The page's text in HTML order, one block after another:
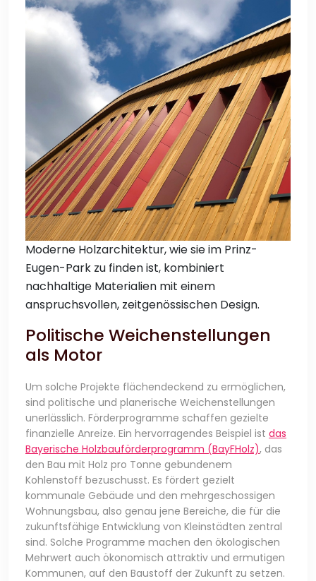
Moderne Holzarchitektur, wie sie im Prinz-
Eugen-Park zu finden ist, kombiniert
nachhaltige Materialien mit einem
anspruchsvollen, zeitgenössischen Design.
Politische Weichenstellungen
als Motor
Um solche Projekte flächendeckend zu ermöglichen,
sind politische und planerische Weichenstellungen
unerlässlich. Förderprogramme schaffen gezielte
finanzielle Anreize. Ein hervorragendes Beispiel ist das
Bayerische Holzbauförderprogramm (BayFHolz), das
den Bau mit Holz pro Tonne gebundenem
Kohlenstoff bezuschusst. Es fördert gezielt
kommunale Gebäude und den mehrgeschossigen
Wohnungsbau, also genau jene Bereiche, die für die
zukunftsfähige Entwicklung von Kleinstädten zentral
sind. Solche Programme machen den ökologischen
Mehrwert auch ökonomisch attraktiv und ermutigen
Kommunen, auf den Baustoff der Zukunft zu setzen.